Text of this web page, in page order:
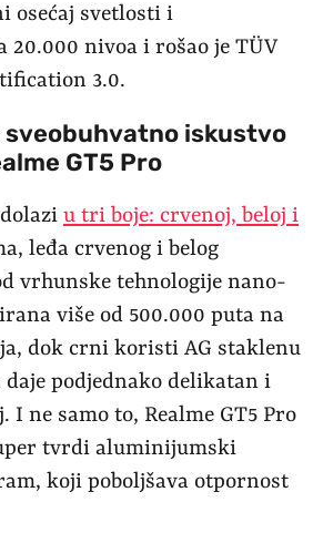
osećaj svetlosti i
20.000 nivoa i rošao je TÜV
3.0.
sveobuhvatno iskustvo
GT5 Pro
u tri boje: crvenoj, beloj i
leđa crvenog i belog
vrhunske tehnologije nano-
više od 500.000 puta na
dok crni koristi AG staklenu
podjednako delikatan i
I ne samo to, Realme GT5 Pro
tvrdi aluminijumski
koji poboljšava otpornost